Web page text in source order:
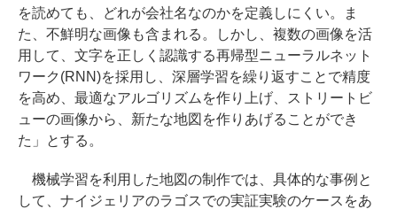
を読めても、どれが会社名なのかを定義しにくい。ま
た、不鮮明な画像も含まれる。しかし、複数の画像を活
用して、文字を正しく認識する再帰型ニューラルネット
ワーク(RNN)を採用し、深層学習を繰り返すことで精度
を高め、最適なアルゴリズムを作り上げ、ストリートビ
ューの画像から、新たな地図を作りあげることができ
た」とする。
機械学習を利用した地図の制作では、具体的な事例と
して、ナイジェリアのラゴスでの実証実験のケースをあ